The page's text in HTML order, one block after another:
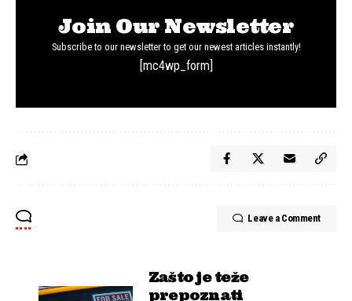
Join Our Newsletter
Subscribe to our newsletter to get our newest articles instantly!
[mc4wp_form]
Leave a Comment
Zašto je teže
prepoznati